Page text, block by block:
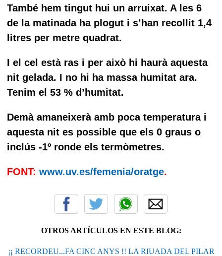
També hem tingut hui un arruixat. A les 6
de la matinada ha plogut i s’han recollit 1,4
litres per metre quadrat.
I el cel està ras i per això hi haurà aquesta
nit gelada. I no hi ha massa humitat ara.
Tenim el 53 % d’humitat.
Demà amaneixerà amb poca temperatura i
aquesta nit es possible que els 0 graus o
inclús -1º ronde els termòmetres.
FONT: www.uv.es/femenia/oratge.
OTROS ARTÍCULOS EN ESTE BLOG:
¡¡ RECORDEU...FA CINC ANYS !! LA RIUADA DEL PILAR